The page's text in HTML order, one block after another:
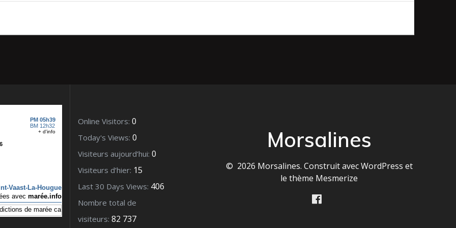
Online Visitors: 0
Today's Views: 0
Visiteurs aujourd’hui: 0
Visiteurs d’hier: 15
Last 30 Days Views: 406
Nombre total de
visiteurs: 82 737
Morsalines
© 2026 Morsalines. Construit avec WordPress et
lethème Mesmerize